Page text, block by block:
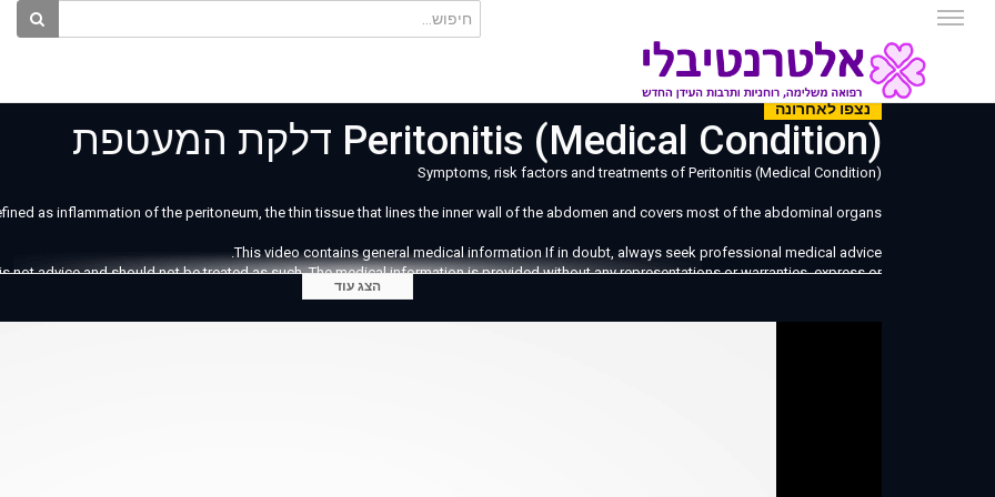
נצפו לאחרונה
Peritonitis (Medical Condition) דלקת המעטפת
Symptoms, risk factors and treatments of Peritonitis (Medical Condition)
as inflammation of the peritoneum, the thin tissue that lines the inner wall of the abdomen and covers most of the abdominal organs
This video contains general medical information If in doubt, always seek professional medical advice.
not advice and should not be treated as such. The medical information is provided without any representations or warranties, express or
implied. We do not warrant or represent that the medical information on this websiteis true, accurate, complete, current or non-misleading
הצג עוד